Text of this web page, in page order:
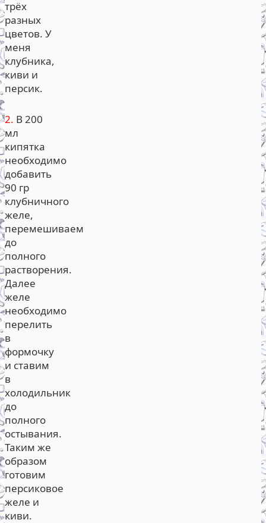
трёх
разных
цветов. У
меня
клубника,
киви и
персик.
2. В 200
мл
кипятка
необходимо
добавить
90 гр
клубничного
желе,
перемешиваем
до
полного
растворения.
Далее
желе
необходимо
перелить
в
формочку
и ставим
в
холодильник
до
полного
остывания.
Таким же
образом
готовим
персиковое
желе и
киви.